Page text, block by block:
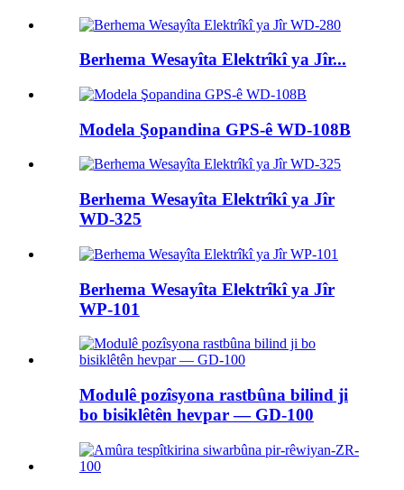
Berhema Wesayîta Elektrîkî ya Jîr...
Modela Şopandina GPS-ê WD-108B
Berhema Wesayîta Elektrîkî ya Jîr
WD-325
Berhema Wesayîta Elektrîkî ya Jîr
WP-101
Modulê pozîsyona rastbûna bilind ji
bo bisiklêtên hevpar — GD-100